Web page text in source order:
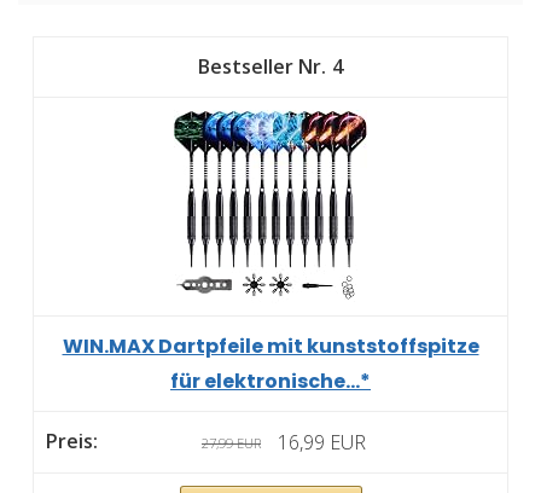
4
WIN.MAX Dartpfeile mit kunststoffspitze
für elektronische...*
27,99 EUR 16,99 EUR